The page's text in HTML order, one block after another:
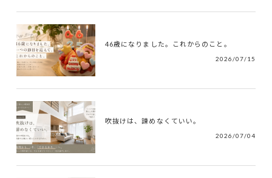
46歳になりました。これからのこと。
2026/07/15
吹抜けは、諫めなくていい。
2026/07/04